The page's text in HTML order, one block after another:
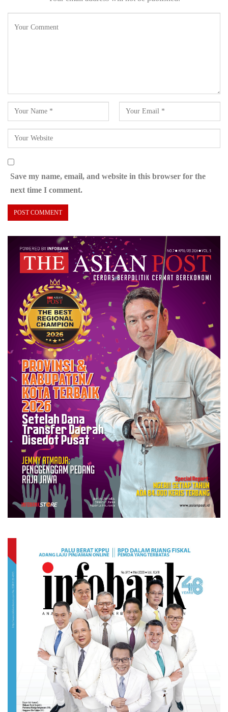
Save my name, email, and website in this browser for the
next time I comment.